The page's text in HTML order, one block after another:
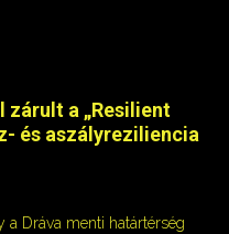
a „Resilient
és aszályreziliencia
a Dráva menti határtérség